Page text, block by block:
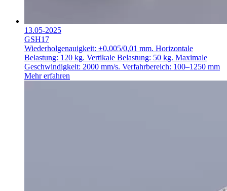
13.05-2025
GSH17
Wiederholgenauigkeit: ±0,005/0,01 mm. Horizontale
Belastung: 120 kg. Vertikale Belastung: 50 kg. Maximale
Geschwindigkeit: 2000 mm/s. Verfahrbereich: 100–1250 mm
Mehr erfahren